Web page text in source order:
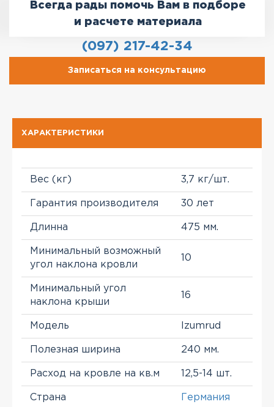
Всегда рады помочь Вам в подборе
и расчете материала
(097) 217-42-34
Записаться на консультацию
ХАРАКТЕРИСТИКИ
Вес (кг) 3,7 кг/шт.
Гарантия производителя 30 лет
Длинна 475 мм.
Минимальный возможный
угол наклона кровли
10
Минимальный угол
наклона крыши
16
Модель Izumrud
Полезная ширина 240 мм.
Расход на кровле на кв.м 12,5-14 шт.
Страна Германия